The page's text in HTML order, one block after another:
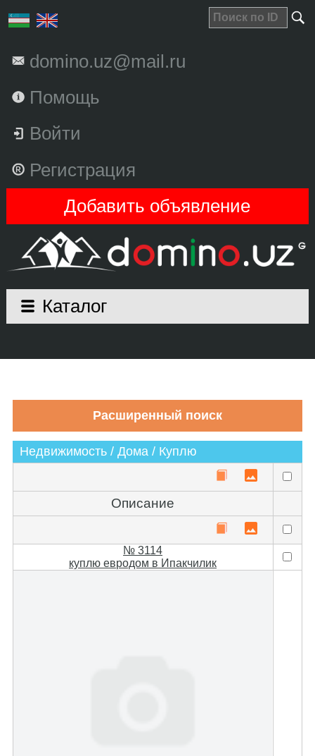
domino.uz@mail.ru
Помощь
Войти
Регистрация
Добавить объявление
Каталог
Недвижимость / Дома / Куплю
Описание
№ 3114
куплю евродом в Ипакчилик